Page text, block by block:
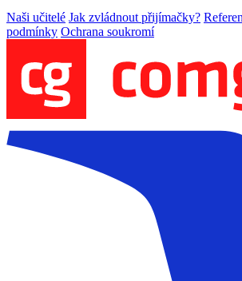
Naši učitelé Jak zvládnout přijímačky?
podmínky Ochrana soukromí